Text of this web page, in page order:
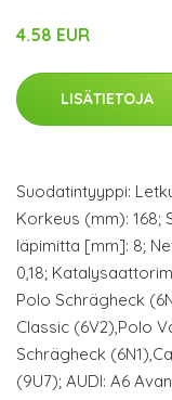
4.58 EUR
LISÄTIETOJA
Suodatintyyppi:
Korkeus (mm): 168;
läpimitta [mm]: 8;
0,18;
Polo Schrägheck
Classic (6V2),Polo
Schrägheck
(9U7); AUDI: A6